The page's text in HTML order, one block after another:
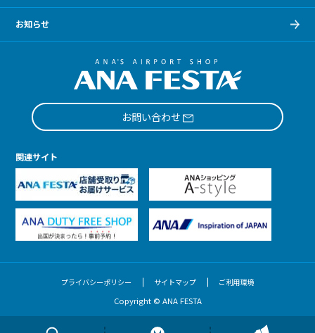
お知らせ
お問い合わせ
関連サイト
プライバシーポリシー サイトマップ ご利用環境
Copyright © ANA FESTA